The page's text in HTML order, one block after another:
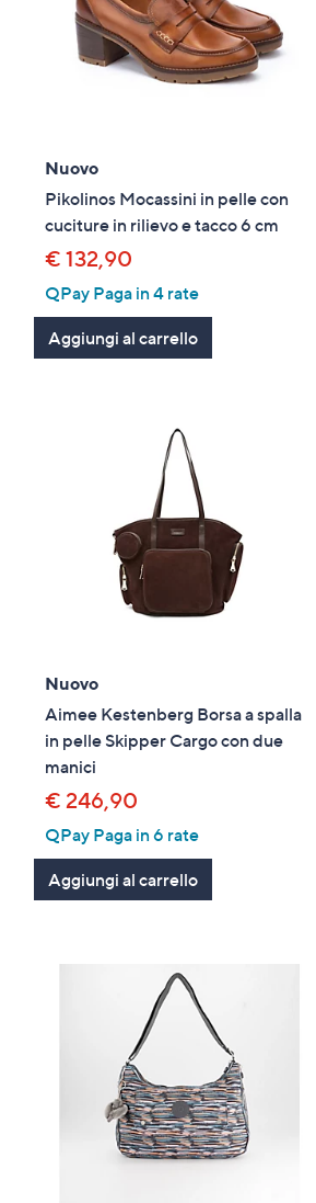
Nuovo
Pikolinos Mocassini in pelle con
cuciture in rilievo e tacco 6 cm
€ 132,90
QPay Paga in 4 rate
Aggiungi al carrello
Nuovo
Aimee Kestenberg Borsa a spalla
in pelle Skipper Cargo con due
manici
€ 246,90
QPay Paga in 6 rate
Aggiungi al carrello